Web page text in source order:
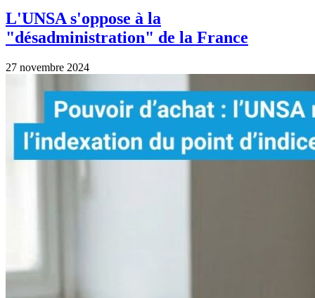
L'UNSA s'oppose à la
"désadministration" de la France
27 novembre 2024